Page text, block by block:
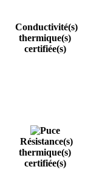
Conductivité(s)
thermique(s)
certifiée(s)
Résistance(s)
thermique(s)
certifiée(s)